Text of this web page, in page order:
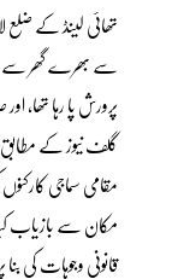
سے بھرے گھر سے
پرورش پا رہا تھا،
گلف نیوز کے
مقامی سماجی
مکان سے بازیاب کیا، جہاں وہ 6 کتوں کے